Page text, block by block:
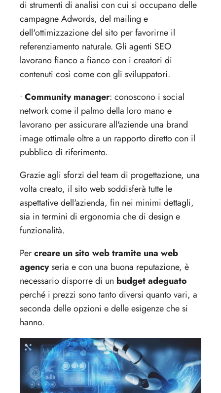
di strumenti di analisi con cui si occupano delle
campagne Adwords, del mailing e
dell'ottimizzazione del sito per favorirne il
referenziamento naturale. Gli agenti SEO
lavorano fianco a fianco con i creatori di
contenuti così come con gli sviluppatori.
• Community manager: conoscono i social
network come il palmo della loro mano e
lavorano per assicurare all'aziende una brand
image ottimale oltre a un rapporto diretto con il
pubblico di riferimento.
Grazie agli sforzi del team di progettazione, una
volta creato, il sito web soddisferà tutte le
aspettative dell'azienda, fin nei minimi dettagli,
sia in termini di ergonomia che di design e
funzionalità.
Percreare un sito web tramite una web
agencyseria e con una buona reputazione, è
necessario disporre di un budget adeguato
perché i prezzi sono tanto diversi quanto vari, a
seconda delle opzioni e delle esigenze che si
hanno.